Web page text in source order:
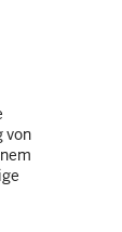
von